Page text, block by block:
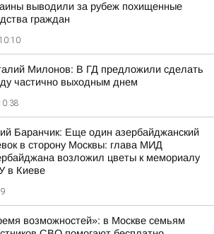
выводили за рубеж похищенные
граждан
10:10
Милонов: В ГД предложили сделать
частично выходным днем
Баранчик: Еще один азербайджанский
в сторону Москвы: глава МИД
возложил цветы к мемориалу
в Киеве
возможностей»: в Москве семьям